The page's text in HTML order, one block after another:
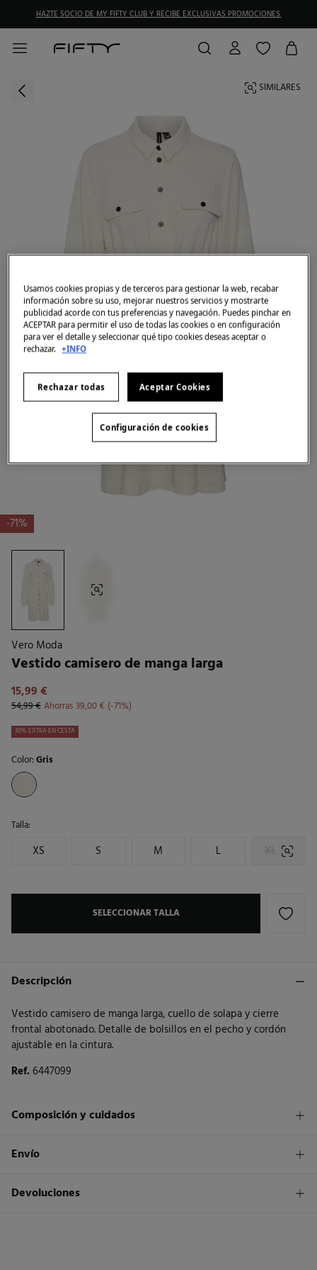
HAZTE SOCIO DE MY FIFTY CLUB Y RECIBE EXCLUSIVAS PROMOCIONES.
SIMILARES
-71%
Vero Moda
Vestido camisero de manga larga
15,99 €
54,99 €Ahorras39,00 € 71
30% EXTRA EN CESTA
Color:Gris
Talla:
XS S M L XL
SELECCIONAR TALLA
Descripción
Vestido camisero de manga larga, cuello de solapa y cierre
frontal abotonado. Detalle de bolsillos en el pecho y cordón
ajustable en la cintura.
Ref. 6447099
Composición y cuidados
Composición
Cuidados
Envío
Envío a tienda
1,95€
Devoluciones
Usamos cookies propias y de terceros para gestionar la web, recabar
información sobre su uso, mejorar nuestros servicios y mostrarte
publicidad acorde con tus preferencias y navegación. Puedes pinchar en
ACEPTAR para permitir el uso de todas las cookies o en configuración
para ver el detalle y seleccionar qué tipo cookies deseas aceptar o
rechazar. +INFO
Rechazar todas Aceptar Cookies
Configuración de cookies